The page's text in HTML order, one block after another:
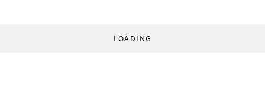
LOADING